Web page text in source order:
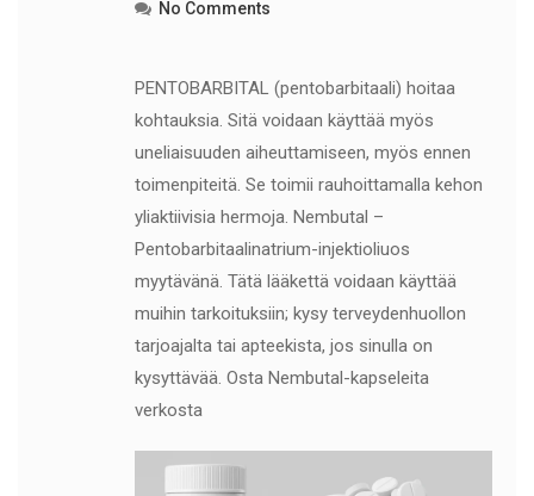
No Comments
PENTOBARBITAL (pentobarbitaali) hoitaa
kohtauksia. Sitä voidaan käyttää myös
uneliaisuuden aiheuttamiseen, myös ennen
toimenpiteitä. Se toimii rauhoittamalla kehon
yliaktiivisia hermoja. Nembutal –
Pentobarbitaalinatrium-injektioliuos
myytävänä. Tätä lääkettä voidaan käyttää
muihin tarkoituksiin; kysy terveydenhuollon
tarjoajalta tai apteekista, jos sinulla on
kysyttävää. Osta Nembutal-kapseleita
verkosta